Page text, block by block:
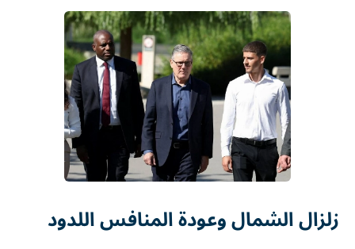
زلزال الشمال وعودة المنافس اللدود